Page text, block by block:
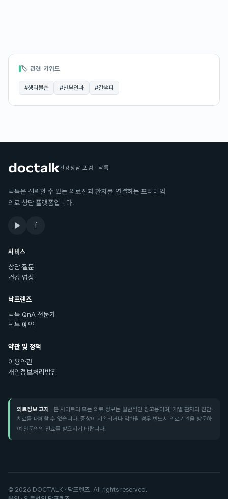
🏷 관련 키워드
#생리불순 #산부인과 #갈색피
건강상담 포럼 · 닥톡
닥톡은 신뢰할 수 있는 의료진과 환자를 연결하는 프리미엄
의료 상담 플랫폼입니다.
▶ f
서비스
상담·질문
건강 영상
닥프렌즈
닥톡 QnA 전문가
닥톡 예약
약관 및 정책
이용약관
개인정보처리방침
의료정보 고지 · 본 사이트의 모든 의료 정보는 일반적인 참고용이며, 개별 환자의 진단·
치료를 대체할 수 없습니다. 증상이 지속되거나 악화될 경우 반드시 의료기관을 방문하
여 전문의의 진료를 받으시기 바랍니다.
© 2026 DOCTALK · 닥프렌즈. All rights reserved.